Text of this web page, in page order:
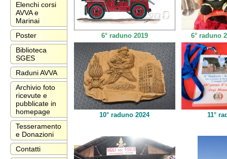
Elenchi corsi
AVVA e
Marinai
Poster
Biblioteca
SGES
Raduni AVVA
Archivio foto
ricevute e
pubblicate in
homepage
Tesseramento
e Donazioni
Contatti
6° raduno 2019 6° raduno
10° raduno 2024 11°